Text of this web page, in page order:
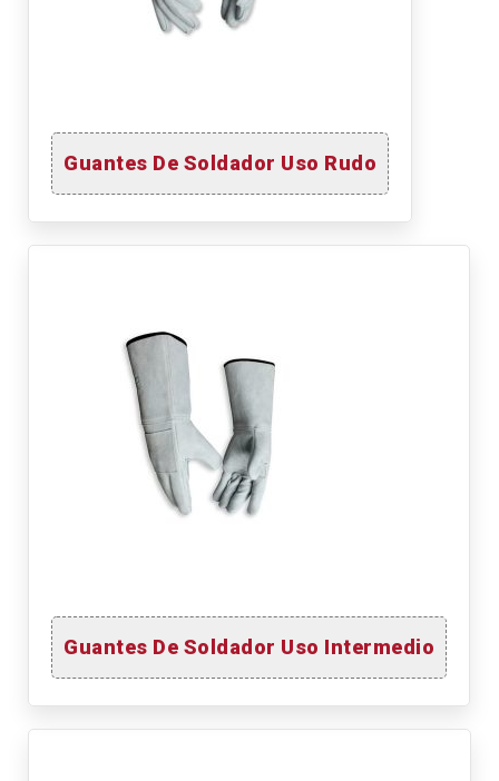
Guantes De Soldador Uso Rudo
Guantes De Soldador Uso Intermedio